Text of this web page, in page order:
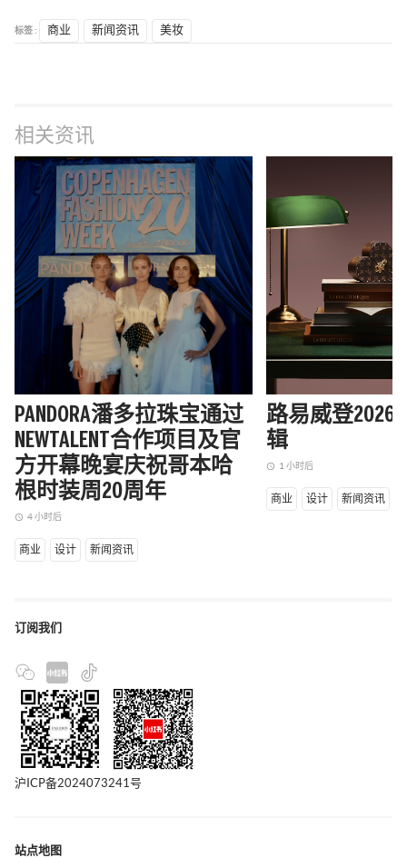
标签 : 商业 新闻资讯 美妆
相关资讯
PANDORA潘多拉珠宝通过
NEWTALENT合作项目及官
方开幕晚宴庆祝哥本哈
根时装周20周年
access_time 4 小时后
商业 设计 新闻资讯
路易威登2026
辑
access_time 1 小时后
商业 设计 新闻资讯
订阅我们
沪ICP备2024073241号
站点地图